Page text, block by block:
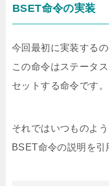
BSET命令の実装
今回最初に実装する
この命令はステータ
セットする命令です。
それではいつものよう
BSET命令の説明を引